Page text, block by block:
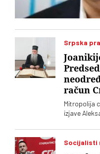
Srpska
račun
Mitropolija
izjave
Socijalisti